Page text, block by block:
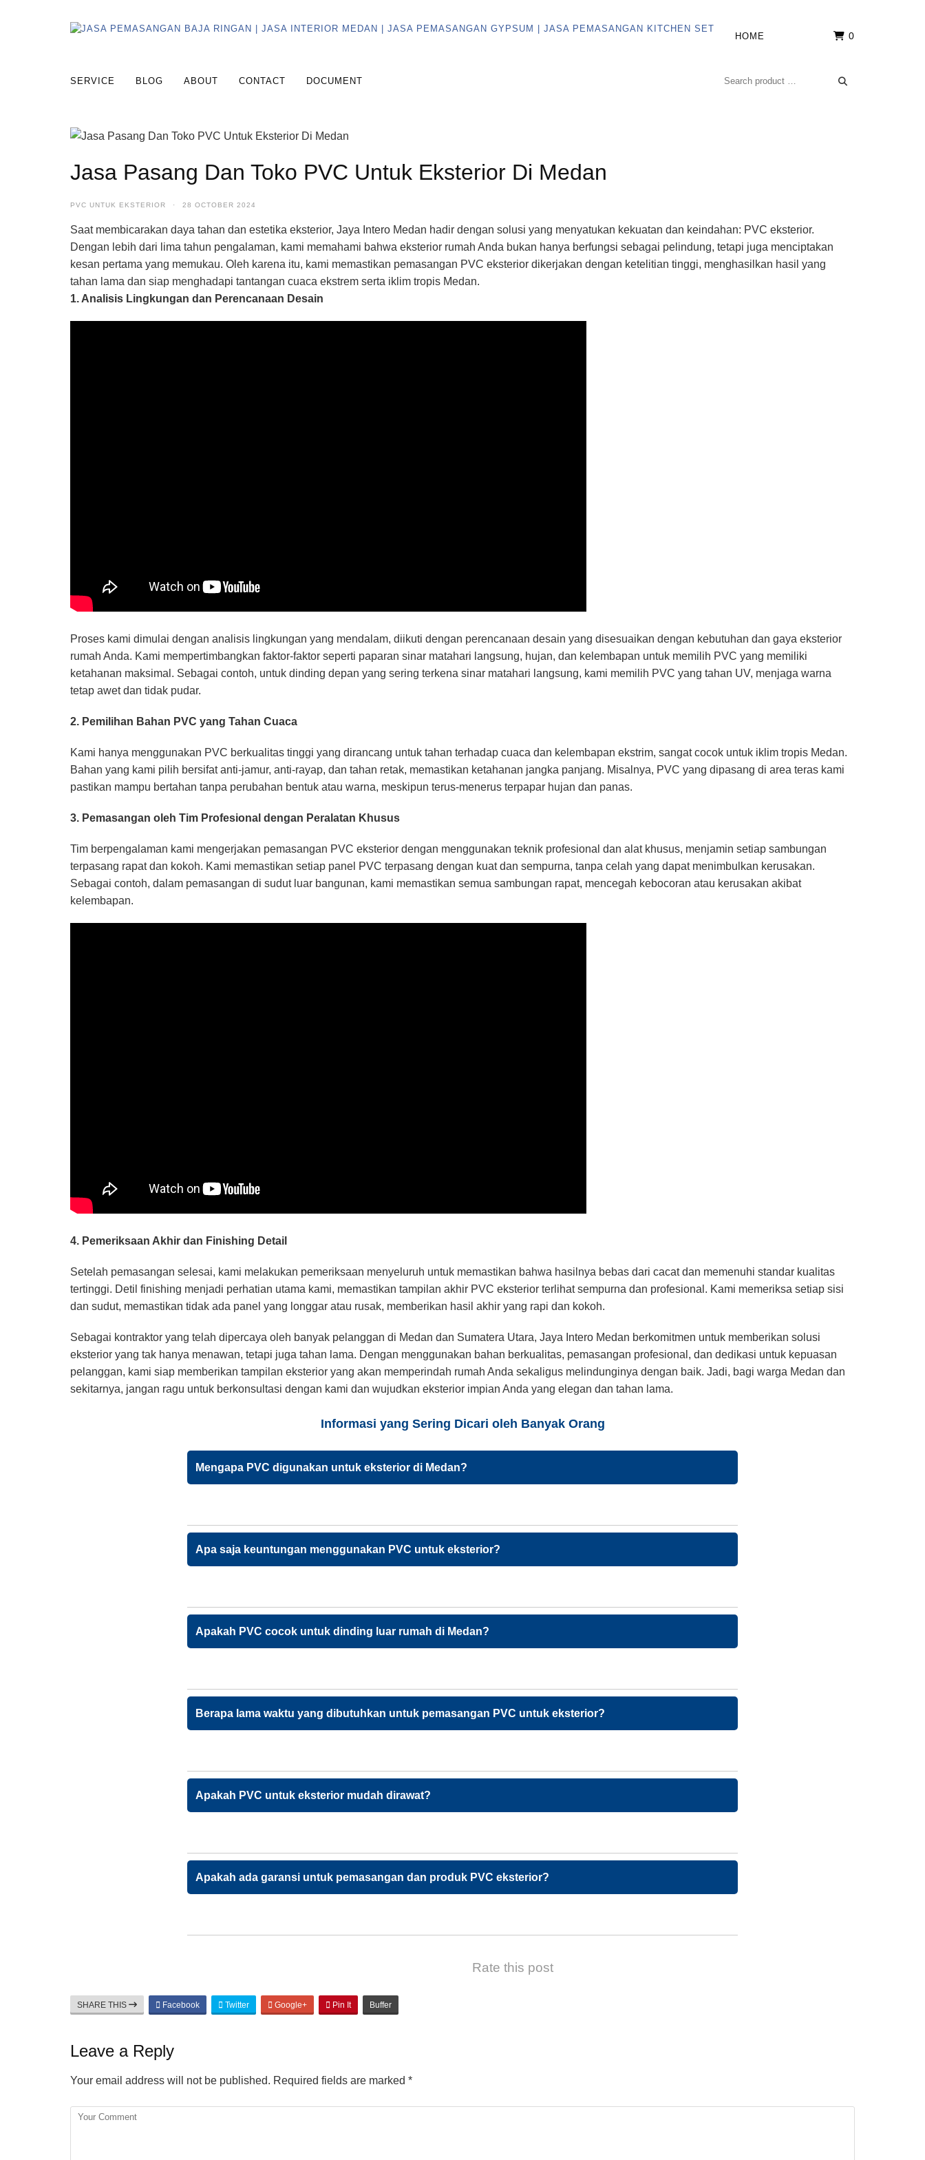
0
HOME
SERVICE BLOG ABOUT CONTACT DOCUMENT
Jasa Pasang Dan Toko PVC Untuk Eksterior Di Medan
PVC UNTUK EKSTERIOR · 28 OCTOBER 2024
Saat membicarakan daya tahan dan estetika eksterior, Jaya Intero Medan hadir dengan solusi yang menyatukan kekuatan dan keindahan: PVC eksterior.
Dengan lebih dari lima tahun pengalaman, kami memahami bahwa eksterior rumah Anda bukan hanya berfungsi sebagai pelindung, tetapi juga menciptakan
kesan pertama yang memukau. Oleh karena itu, kami memastikan pemasangan PVC eksterior dikerjakan dengan ketelitian tinggi, menghasilkan hasil yang
tahan lama dan siap menghadapi tantangan cuaca ekstrem serta iklim tropis Medan.
1. Analisis Lingkungan dan Perencanaan Desain
Proses kami dimulai dengan analisis lingkungan yang mendalam, diikuti dengan perencanaan desain yang disesuaikan dengan kebutuhan dan gaya eksterior
rumah Anda. Kami mempertimbangkan faktor-faktor seperti paparan sinar matahari langsung, hujan, dan kelembapan untuk memilih PVC yang memiliki
ketahanan maksimal. Sebagai contoh, untuk dinding depan yang sering terkena sinar matahari langsung, kami memilih PVC yang tahan UV, menjaga warna
tetap awet dan tidak pudar.
2. Pemilihan Bahan PVC yang Tahan Cuaca
Kami hanya menggunakan PVC berkualitas tinggi yang dirancang untuk tahan terhadap cuaca dan kelembapan ekstrim, sangat cocok untuk iklim tropis Medan.
Bahan yang kami pilih bersifat anti-jamur, anti-rayap, dan tahan retak, memastikan ketahanan jangka panjang. Misalnya, PVC yang dipasang di area teras kami
pastikan mampu bertahan tanpa perubahan bentuk atau warna, meskipun terus-menerus terpapar hujan dan panas.
3. Pemasangan oleh Tim Profesional dengan Peralatan Khusus
Tim berpengalaman kami mengerjakan pemasangan PVC eksterior dengan menggunakan teknik profesional dan alat khusus, menjamin setiap sambungan
terpasang rapat dan kokoh. Kami memastikan setiap panel PVC terpasang dengan kuat dan sempurna, tanpa celah yang dapat menimbulkan kerusakan.
Sebagai contoh, dalam pemasangan di sudut luar bangunan, kami memastikan semua sambungan rapat, mencegah kebocoran atau kerusakan akibat
kelembapan.
4. Pemeriksaan Akhir dan Finishing Detail
Setelah pemasangan selesai, kami melakukan pemeriksaan menyeluruh untuk memastikan bahwa hasilnya bebas dari cacat dan memenuhi standar kualitas
tertinggi. Detil finishing menjadi perhatian utama kami, memastikan tampilan akhir PVC eksterior terlihat sempurna dan profesional. Kami memeriksa setiap sisi
dan sudut, memastikan tidak ada panel yang longgar atau rusak, memberikan hasil akhir yang rapi dan kokoh.
Sebagai kontraktor yang telah dipercaya oleh banyak pelanggan di Medan dan Sumatera Utara, Jaya Intero Medan berkomitmen untuk memberikan solusi
eksterior yang tak hanya menawan, tetapi juga tahan lama. Dengan menggunakan bahan berkualitas, pemasangan profesional, dan dedikasi untuk kepuasan
pelanggan, kami siap memberikan tampilan eksterior yang akan memperindah rumah Anda sekaligus melindunginya dengan baik. Jadi, bagi warga Medan dan
sekitarnya, jangan ragu untuk berkonsultasi dengan kami dan wujudkan eksterior impian Anda yang elegan dan tahan lama.
Informasi yang Sering Dicari oleh Banyak Orang
Mengapa PVC digunakan untuk eksterior di Medan?
Apa saja keuntungan menggunakan PVC untuk eksterior?
Apakah PVC cocok untuk dinding luar rumah di Medan?
Berapa lama waktu yang dibutuhkan untuk pemasangan PVC untuk eksterior?
Apakah PVC untuk eksterior mudah dirawat?
Apakah ada garansi untuk pemasangan dan produk PVC eksterior?
Rate this post
SHARE THIS Facebook Twitter Google+ Pin It Buffer
Leave a Reply
Your email address will not be published. Required fields are marked *